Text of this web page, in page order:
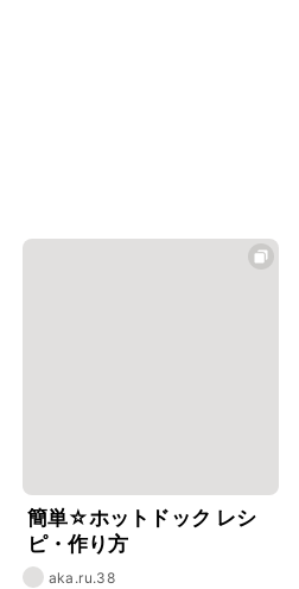
簡単☆ホットドック レシ
ピ・作り方
aka.ru.38